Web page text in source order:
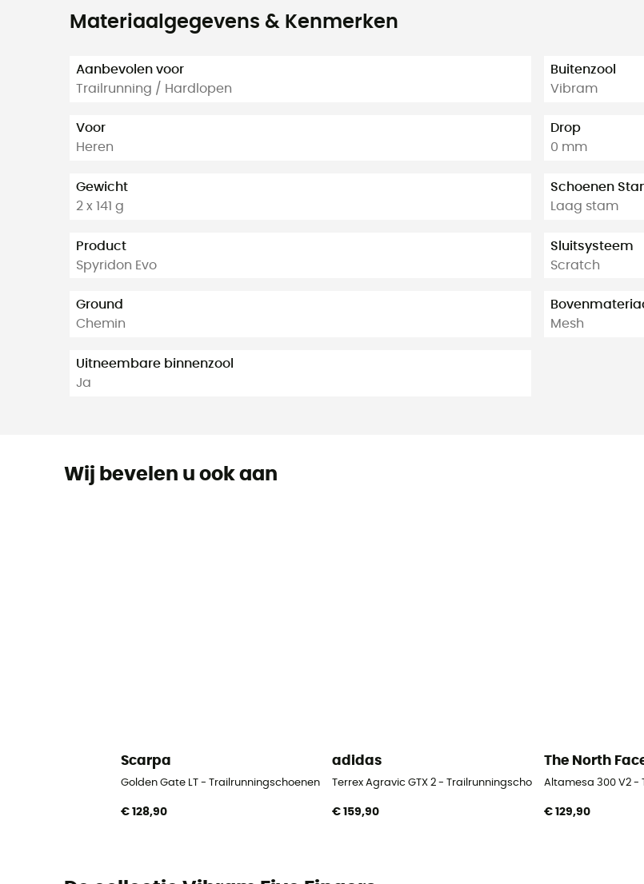
Materiaalgegevens & Kenmerken
Aanbevolen voor
Trailrunning / Hardlopen
Voor
Heren
Gewicht
2 x 141 g
Product
Spyridon Evo
Ground
Chemin
Uitneembare binnenzool
Ja
Buitenzool
Vibram
Drop
0 mm
Schoenen
Laag stam
Sluitsysteem
Scratch
Mesh
Wij bevelen u ook aan
Scarpa
Golden Gate LT - Trailrunningschoenen - Heren
€ 128,90
adidas
Terrex Agravic GTX 2 - Trailrunningschoenen - Heren
€ 159,90
The North
Altamesa 300 V2 -
€ 129,90